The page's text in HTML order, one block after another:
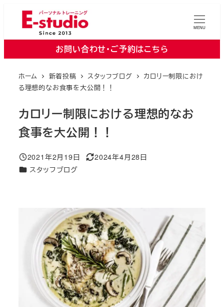
ン
MENU
お問い合わせ・ご予約はこちら
ホーム 新着投稿 スタッフブログ
カロリー制限におけ
る理想的なお食事を大公開！！
カロリー制限における理想的なお
食事を大公開！！
投稿日
2021年2月19日
更新日
2024年4月28日
カテゴリー
スタッフブログ